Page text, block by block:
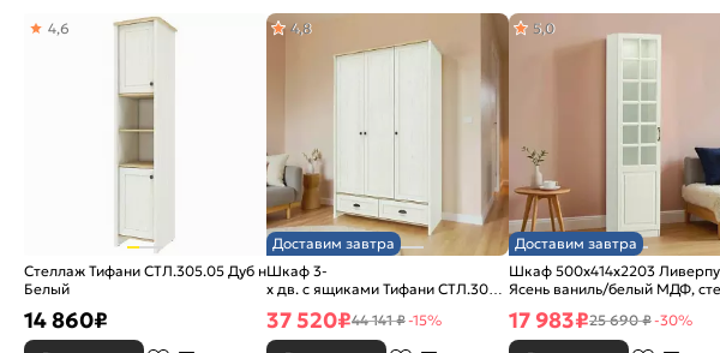
Стеллаж Тифани СТЛ.305.05 Дуб небраска/
Белый
4,6
14 860₽
Доставим завтра
Шкаф 3-
х дв. с ящиками Тифани СТЛ.305.02 Дуб небраска/
4,8
37 520₽44 141 ₽-15%
Доставим завтра
Шкаф 500x414x2203
Ясень ваниль/белый МДФ,
5,0
17 983₽25 690 ₽-30%